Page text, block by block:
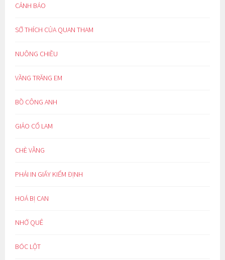
CẢNH BÁO
SỞ THÍCH CỦA QUAN THAM
NUÔNG CHIỀU
VẦNG TRĂNG EM
BỒ CÔNG ANH
GIẢO CỔ LAM
CHÈ VẰNG
PHẢI IN GIẤY KIỂM ĐỊNH
HOÁ BỊ CAN
NHỚ QUÊ
BÓC LỘT